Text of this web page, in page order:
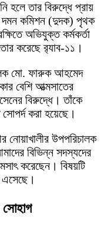
হলে তার বিরুদ্ধে প্রায়
দমন কমিশন (দুদক) পৃথক
অভিযুক্ত কর্মকর্তা
করেছে র‍্যাব-১১।
মো. ফারুক আহমেদ
বেশি আত্মসাতের
বিরুদ্ধে। তাঁকে
করা হয়েছে।
নোয়াখালীর উপপরিচালক
বিভিন্ন সদস্যদের
করেছেন। বিষয়টি